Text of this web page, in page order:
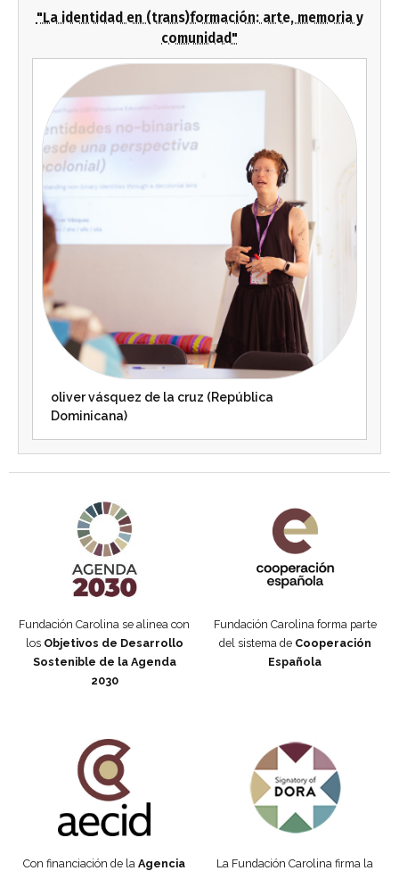
"La identidad en (trans)formación: arte, memoria y
comunidad"
oliver vásquez de la cruz (República
Dominicana)
Fundación Carolina se alinea con
los Objetivos de Desarrollo
Sostenible de la Agenda
2030
Fundación Carolina forma parte
del sistema de Cooperación
Española
Con financiación de la Agencia
La Fundación Carolina firma la